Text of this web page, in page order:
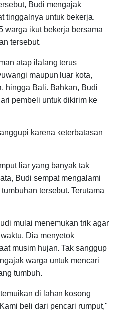
Budi mengajak
tinggalnya untuk bekerja.
warga ikut bekerja bersama
tersebut.
atap ilalang terus
maupun luar kota,
hingga Bali. Bahkan, Budi
pembeli untuk dikirim ke
karena keterbatasan
liar yang banyak tak
Budi sempat mengalami
tersebut. Terutama
mulai menemukan trik agar
Dia menyetok
musim hujan. Tak sanggup
warga untuk mencari
tumbuh.
di lahan kosong
beli dari pencari rumput,"